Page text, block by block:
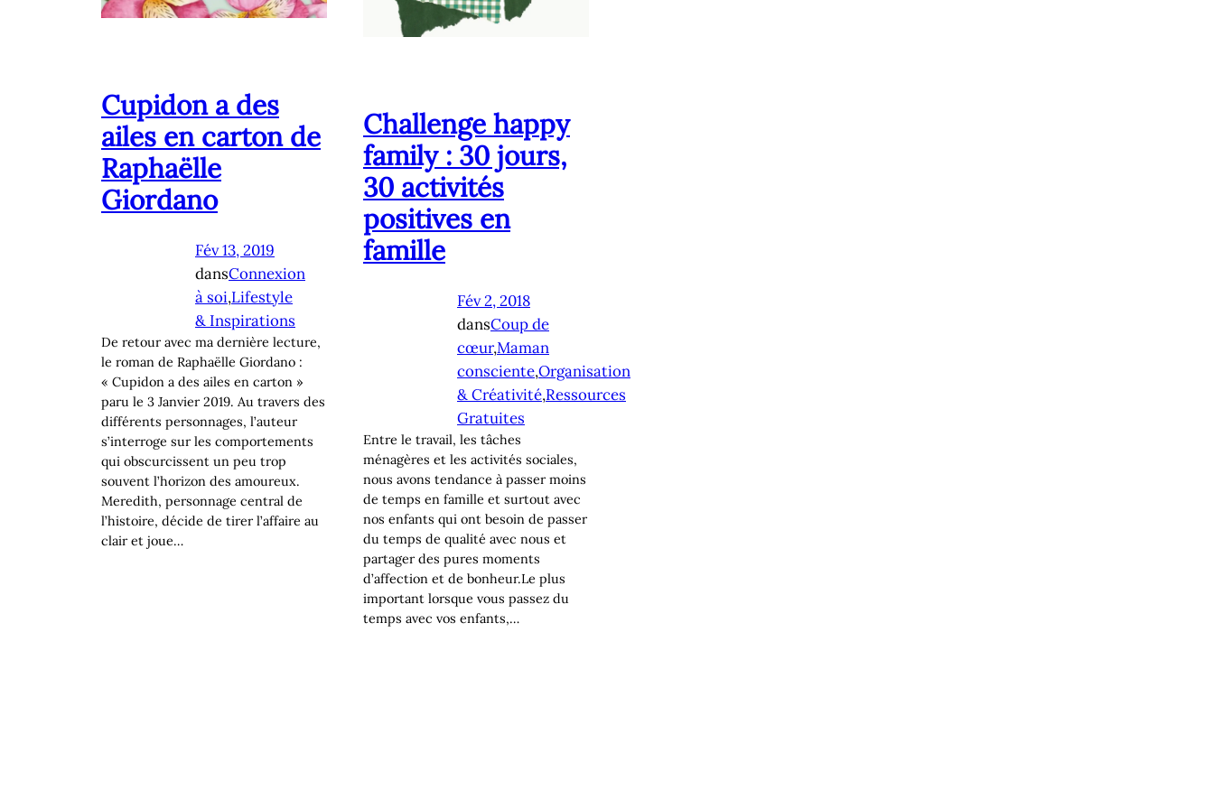
Cupidon a des
ailes en carton de
Raphaëlle
Giordano
Fév 13, 2019
dansConnexion
à soi,Lifestyle
& Inspirations
De retour avec ma dernière lecture,
le roman de Raphaëlle Giordano :
« Cupidon a des ailes en carton »
paru le 3 Janvier 2019. Au travers des
différents personnages, l’auteur
s’interroge sur les comportements
qui obscurcissent un peu trop
souvent l’horizon des amoureux.
Meredith, personnage central de
l’histoire, décide de tirer l’affaire au
clair et joue…
Challenge happy
family : 30 jours,
30 activités
positives en
famille
Fév 2, 2018
dansCoup de
cœur,Maman
consciente,Organisation
& Créativité,Ressources
Gratuites
Entre le travail, les tâches
ménagères et les activités sociales,
nous avons tendance à passer moins
de temps en famille et surtout avec
nos enfants qui ont besoin de passer
du temps de qualité avec nous et
partager des pures moments
d’affection et de bonheur.Le plus
important lorsque vous passez du
temps avec vos enfants,…